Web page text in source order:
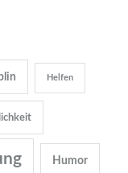
Helfen
Humor